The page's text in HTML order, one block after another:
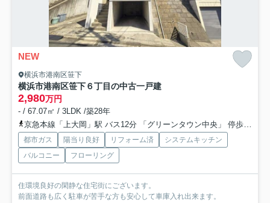
NEW
横浜市港南区笹下
横浜市港南区笹下６丁目の中古一戸建
2,980万円
- / 67.07㎡ / 3LDK /築28年
京急本線「上大岡」駅 バス12分 「グリーンタウン中央」 停歩1分
都市ガス 陽当り良好 リフォーム済
システムキッチン
バルコニー
フローリング
住環境良好の閑静な住宅街にございます。
前面道路も広く駐車が苦手な方も安心して車庫入れ出来ます。